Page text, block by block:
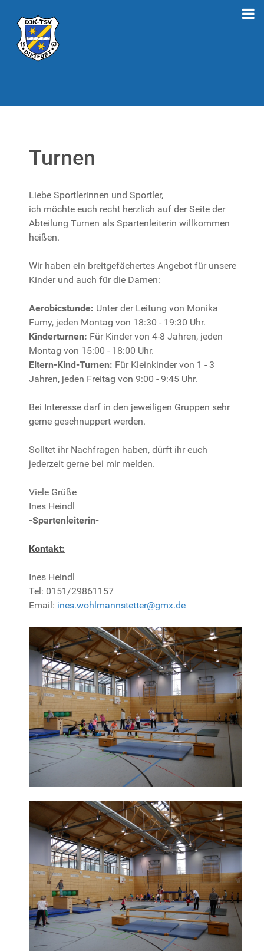
Turnen
Liebe Sportlerinnen und Sportler,
ich möchte euch recht herzlich auf der Seite der
Abteilung Turnen als Spartenleiterin willkommen
heißen.
Wir haben ein breitgefächertes Angebot für unsere
Kinder und auch für die Damen:
Aerobicstunde: Unter der Leitung von Monika
Fumy, jeden Montag von 18:30 - 19:30 Uhr.
Kinderturnen: Für Kinder von 4-8 Jahren, jeden
Montag von 15:00 - 18:00 Uhr.
Eltern-Kind-Turnen: Für Kleinkinder von 1 - 3
Jahren, jeden Freitag von 9:00 - 9:45 Uhr.
Bei Interesse darf in den jeweiligen Gruppen sehr
gerne geschnuppert werden.
Solltet ihr Nachfragen haben, dürft ihr euch
jederzeit gerne bei mir melden.
Viele Grüße
Ines Heindl
-Spartenleiterin-
Kontakt:
Ines Heindl
Tel: 0151/29861157
Email: ines.wohlmannstetter@gmx.de